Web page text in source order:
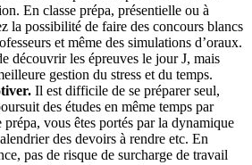
En classe prépa, présentielle ou à
la possibilité de faire des concours blancs
et même des simulations d’oraux.
découvrir les épreuves le jour J, mais
gestion du stress et du temps.
Il est difficile de se préparer seul,
des études en même temps par
prépa, vous êtes portés par la dynamique
des devoirs à rendre etc. En
pas de risque de surcharge de travail